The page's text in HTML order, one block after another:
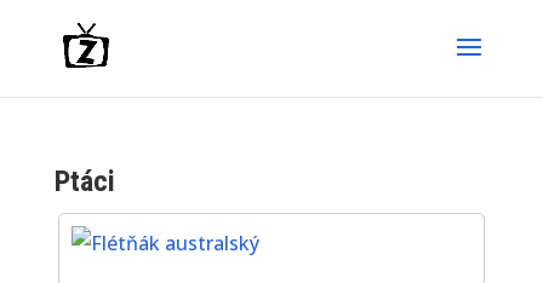
Ptáci